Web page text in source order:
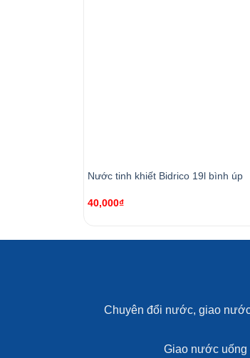
Nước tinh khiết Bidrico 19l bình úp
40,000₫
Chuyên đổi nước, giao
Giao nước uống